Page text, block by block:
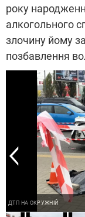
року
алкогольного
злочину йому
позбавлення
ДТП НА ОКРУЖНІЙ